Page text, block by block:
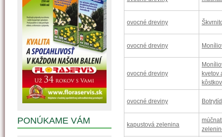
ovocné dreviny
ovocné dreviny
ovocné dreviny
kvetov
ovocné dreviny
kapustová zelenina
PONÚKAME VÁM